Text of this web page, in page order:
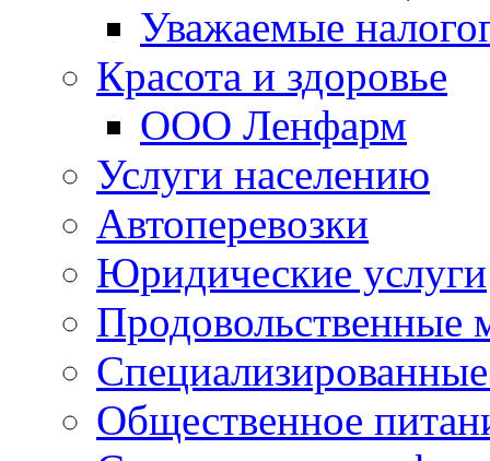
Уважаемые
Красота и здоровье
ООО Ленфарм
Услуги населению
Автоперевозки
Юридические услуги
Продовольственные
Общественное